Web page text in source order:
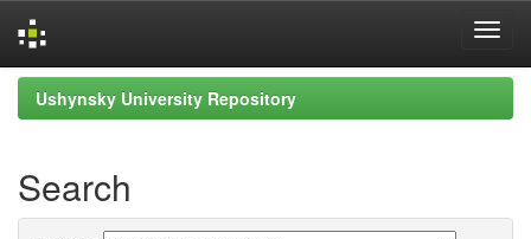
Skip
navigation
Ushynsky University Repository
Search